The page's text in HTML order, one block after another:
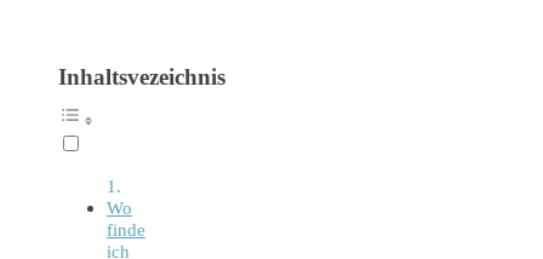
Inhaltsvezeichnis
Wo
finde
ich